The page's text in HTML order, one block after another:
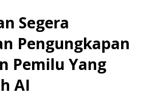
Segera
Pengungkapan
Pemilu Yang
AI